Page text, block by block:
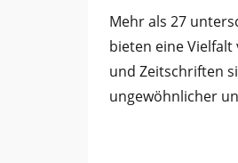
Mehr als 27
bieten eine
und Zeitschriften
ungewöhnlicher